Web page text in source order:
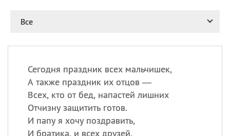
Все
Сегодня праздник всех мальчишек,
А также праздник их отцов —
Всех, кто от бед, напастей лишних
Отчизну защитить готов.
И папу я хочу поздравить,
И братика, и всех друзей,
праздник
12.08 День
Военно‑воздушных сил
(День ВВС) РФ
ИМЕНА